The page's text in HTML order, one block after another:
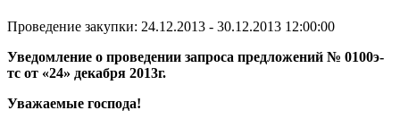
Проведение закупки: 24.12.2013 - 30.12.2013 12:00:00
Уведомление о проведении запроса предложений № 0100э-
тс от «24» декабря 2013г.
Уважаемые господа!